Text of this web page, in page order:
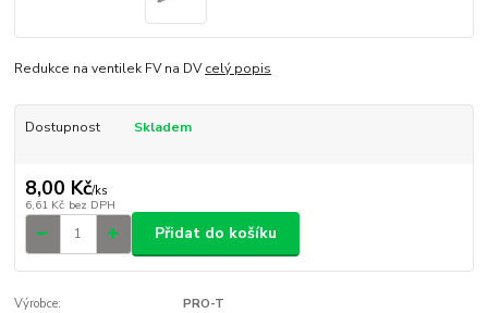
Redukce na ventilek FV na DVcelý popis
Dostupnost Skladem
8,00 Kč/ks
6,61 Kč bez DPH
Přidat do košíku
Výrobce: PRO-T